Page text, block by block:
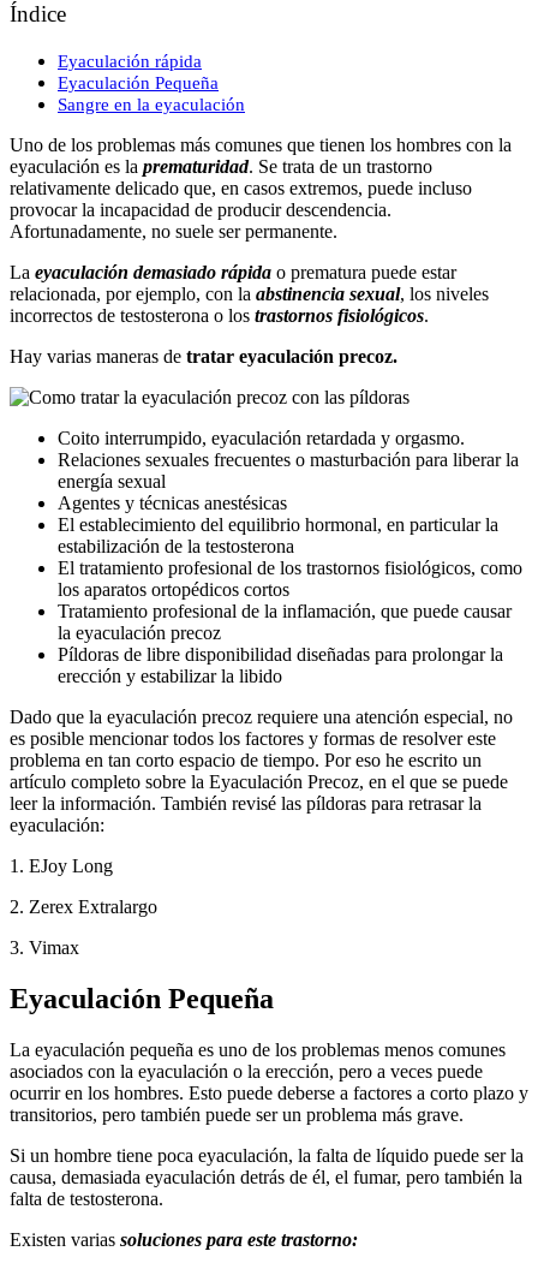
Índice
Eyaculación rápida
Eyaculación Pequeña
Sangre en la eyaculación
Uno de los problemas más comunes que tienen los hombres con la
eyaculación es la prematuridad. Se trata de un trastorno
relativamente delicado que, en casos extremos, puede incluso
provocar la incapacidad de producir descendencia.
Afortunadamente, no suele ser permanente.
La eyaculación demasiado rápida o prematura puede estar
relacionada, por ejemplo, con la abstinencia sexual, los niveles
incorrectos de testosterona o los trastornos fisiológicos.
Hay varias maneras de tratar eyaculación precoz.
Coito interrumpido, eyaculación retardada y orgasmo.
Relaciones sexuales frecuentes o masturbación para liberar la
energía sexual
Agentes y técnicas anestésicas
El establecimiento del equilibrio hormonal, en particular la
estabilización de la testosterona
El tratamiento profesional de los trastornos fisiológicos, como
los aparatos ortopédicos cortos
Tratamiento profesional de la inflamación, que puede causar
la eyaculación precoz
Píldoras de libre disponibilidad diseñadas para prolongar la
erección y estabilizar la libido
Dado que la eyaculación precoz requiere una atención especial, no
es posible mencionar todos los factores y formas de resolver este
problema en tan corto espacio de tiempo. Por eso he escrito un
artículo completo sobre la Eyaculación Precoz, en el que se puede
leer la información. También revisé las píldoras para retrasar la
eyaculación:
1. EJoy Long
2. Zerex Extralargo
3. Vimax
Eyaculación Pequeña
La eyaculación pequeña es uno de los problemas menos comunes
asociados con la eyaculación o la erección, pero a veces puede
ocurrir en los hombres. Esto puede deberse a factores a corto plazo y
transitorios, pero también puede ser un problema más grave.
Si un hombre tiene poca eyaculación, la falta de líquido puede ser la
causa, demasiada eyaculación detrás de él, el fumar, pero también la
falta de testosterona.
Existen varias soluciones para este trastorno: